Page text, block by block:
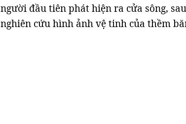
người đầu tiên phát hiện ra cửa sông,
nghiên cứu hình ảnh vệ tinh của thềm